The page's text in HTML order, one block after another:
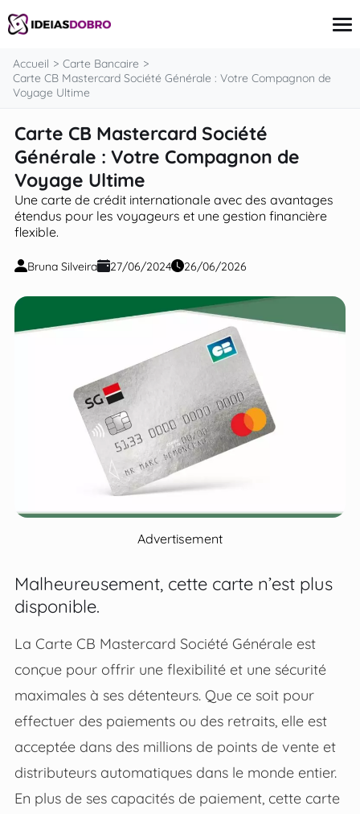
Finance
Investissement
Assurances
Prêts
Revenu supplémentaire
Accueil
Carte Bancaire
Carte CB Mastercard Société Générale : Votre Compagnon de
Voyage Ultime
Carte CB Mastercard Société
Générale : Votre Compagnon de
Voyage Ultime
Une carte de crédit internationale avec des avantages
étendus pour les voyageurs et une gestion financière
flexible.
Bruna Silveira 27/06/2024 26/06/2026
Advertisement
Malheureusement, cette carte n’est plus
disponible.
La Carte CB Mastercard Société Générale est
conçue pour offrir une flexibilité et une sécurité
maximales à ses détenteurs. Que ce soit pour
effectuer des paiements ou des retraits, elle est
acceptée dans des millions de points de vente et
distributeurs automatiques dans le monde entier.
En plus de ses capacités de paiement, cette carte